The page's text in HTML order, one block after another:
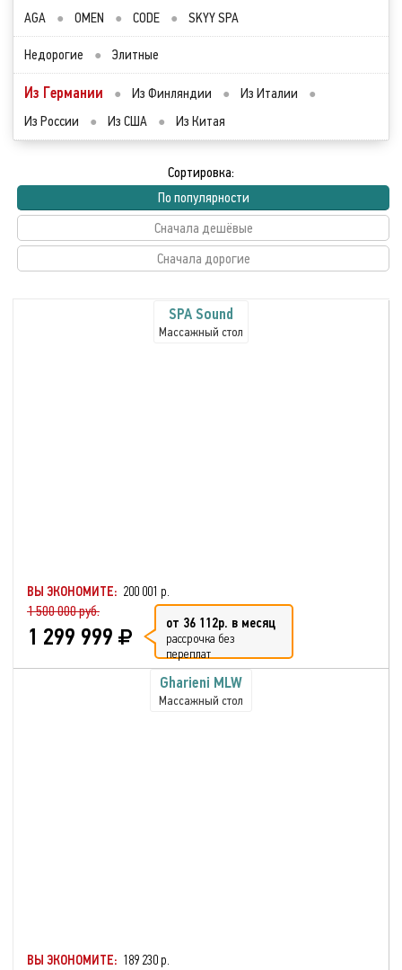
AGA
● OMEN ● CODE ● SKYY SPA
Недорогие ● Элитные
Из Германии ● Из Финляндии ● Из Италии
●
Из России
● Из США ● Из Китая
Сортировка:
По популярности
Сначала дешёвые
Сначала дорогие
SPA Sound
Массажный стол
ВЫ ЭКОНОМИТЕ: 200 001 р.
1 500 000 руб.
1 299 999 от 36 112р. в месяц
рассрочка без
переплат
Gharieni MLW
Массажный стол
ВЫ ЭКОНОМИТЕ: 189 230 р.